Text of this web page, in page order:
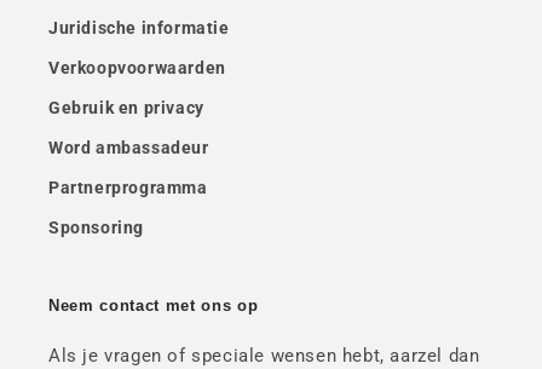
Juridische informatie
Verkoopvoorwaarden
Gebruik en privacy
Word ambassadeur
Partnerprogramma
Sponsoring
Neem contact met ons op
Als je vragen of speciale wensen hebt, aarzel dan